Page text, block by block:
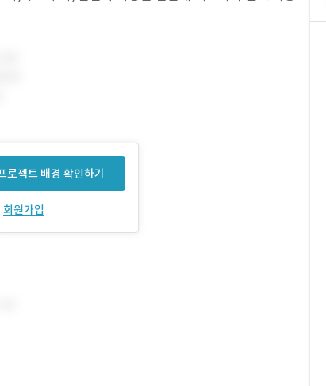
로젝트 배경 확인하기
회원가입